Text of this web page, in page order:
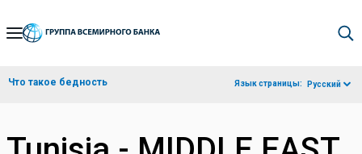
Skip
Navigation
Что такое бедность Язык страницы: Русский